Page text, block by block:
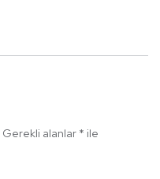
Gerekli alanlar * ile